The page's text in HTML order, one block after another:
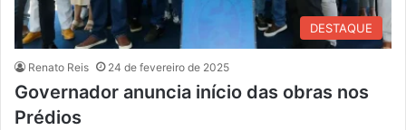
DESTAQUE
Renato Reis 24 de fevereiro de 2025
Governador anuncia início das obras nos
Prédios